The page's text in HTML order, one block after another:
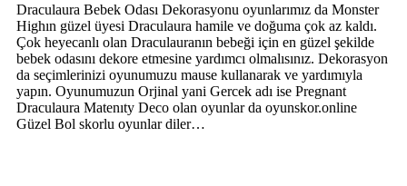
Draculaura Bebek Odası Dekorasyonu oyunlarımız da Monster
Highın güzel üyesi Draculaura hamile ve doğuma çok az kaldı.
Çok heyecanlı olan Draculauranın bebeği için en güzel şekilde
bebek odasını dekore etmesine yardımcı olmalısınız. Dekorasyon
da seçimlerinizi oyunumuzu mause kullanarak ve yardımıyla
yapın. Oyunumuzun Orjinal yani Gercek adı ise Pregnant
Draculaura Matenıty Deco olan oyunlar da oyunskor.online
Güzel Bol skorlu oyunlar diler…